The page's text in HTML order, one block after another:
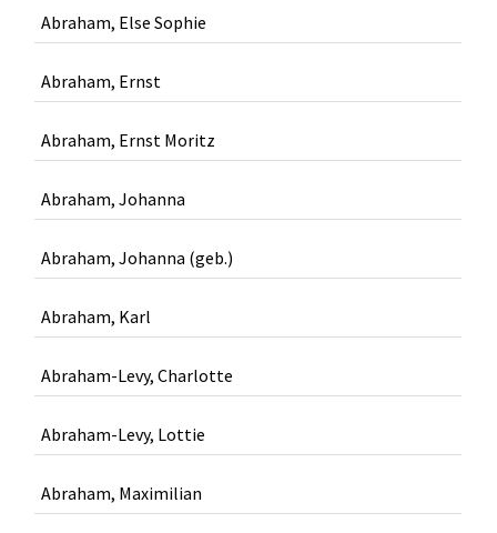
Abraham, Else Sophie
Abraham, Ernst
Abraham, Ernst Moritz
Abraham, Johanna
Abraham, Johanna (geb.)
Abraham, Karl
Abraham-Levy, Charlotte
Abraham-Levy, Lottie
Abraham, Maximilian